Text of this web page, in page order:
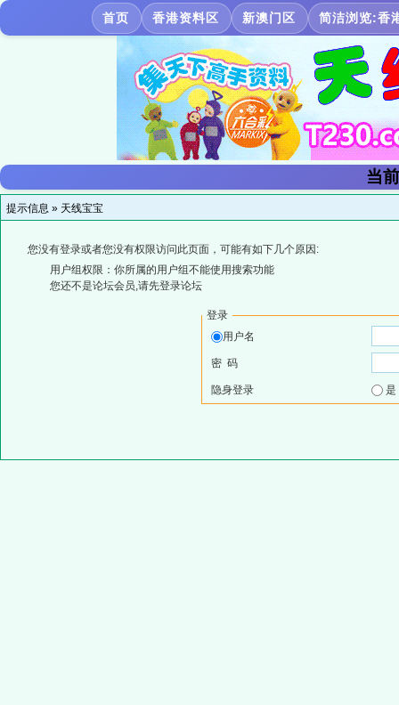
首页 香港资料区 新澳门区 简洁浏览:香
当
提示信息 » 天线宝宝
您没有登录或者您没有权限访问此页面，可能有如下几个原因:
用户组权限：你所属的用户组不能使用搜索功能
您还不是论坛会员,请先登录论坛
登录
用户名
密 码
隐身登录